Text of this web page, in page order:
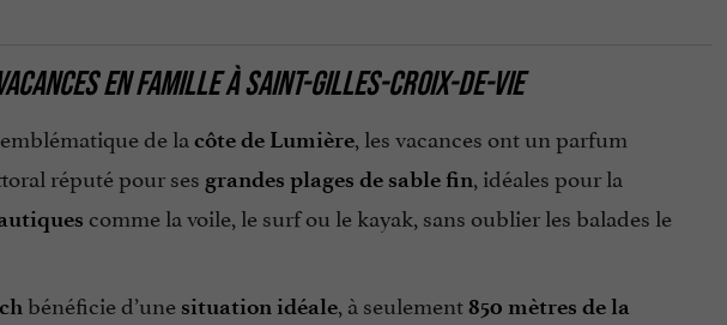
EN FAMILLEÀSAINT-GILLES-CROIX-DE-VIE
de la côte de Lumière, les vacances ont un parfum
réputé pour ses grandes plages de sable fin, idéales pour la
comme la voile, le surf ou le kayak, sans oublier les balades le
bénéficie d’une situation idéale, à seulement850 mètres de la